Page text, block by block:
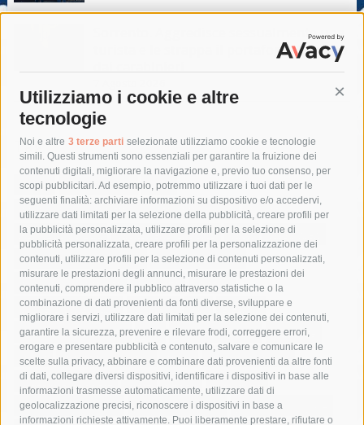
Utilizziamo i cookie e altre
tecnologie
Noi e altre 3 terze parti selezionate utilizziamo cookie e tecnologie
simili. Questi strumenti sono essenziali per garantire la fruizione dei
contenuti digitali, migliorare la navigazione e, previo tuo consenso, per
scopi pubblicitari. Ad esempio, potremmo utilizzare i tuoi dati per le
seguenti finalità: archiviare informazioni su dispositivo e/o accedervi,
utilizzare dati limitati per la selezione della pubblicità, creare profili per
la pubblicità personalizzata, utilizzare profili per la selezione di
pubblicità personalizzata, creare profili per la personalizzazione dei
contenuti, utilizzare profili per la selezione di contenuti personalizzati,
misurare le prestazioni degli annunci, misurare le prestazioni dei
contenuti, comprendere il pubblico attraverso statistiche o la
combinazione di dati provenienti da fonti diverse, sviluppare e
migliorare i servizi, utilizzare dati limitati per la selezione dei contenuti,
garantire la sicurezza, prevenire e rilevare frodi, correggere errori,
erogare e presentare pubblicità e contenuto, salvare e comunicare le
scelte sulla privacy, abbinare e combinare dati provenienti da altre fonti
di dati, collegare diversi dispositivi, identificare i dispositivi in base alle
informazioni trasmesse automaticamente, utilizzare dati di
geolocalizzazione precisi, riconoscere i dispositivi in base a
informazioni richieste attivamente. Puoi liberamente prestare, rifiutare o
Sorrento. Aggredisce sessualmente una
turista e le strappa il portafogli, fermato
Tag
acqua allerta meteo
anas
area marina protetta di punta campanella
arresto
Asl Napoli 3 sud
capitaneria di porto capri
carabinieri
castellammare di stabia
circumvesuviana
comune di sorrento
concerto
contagi
costiera amalfitana
covid-19 eav
elezioni
fondazione sorrento
gori guardia costiera
incidente
lavori
lorenzo balducelli mare
massa lubrense
massimo coppola
Meta napoli
ordinanza
penisola sorrentina
piano di sorrento
polizia municipale